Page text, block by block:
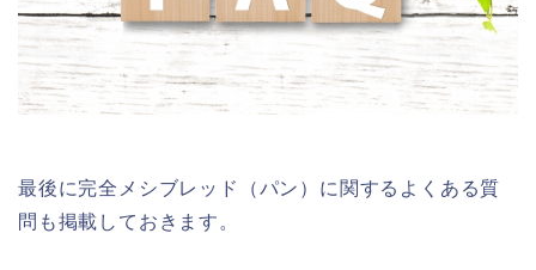
最後に完全メシブレッド（パン）に関するよくある質
問も掲載しておきます。